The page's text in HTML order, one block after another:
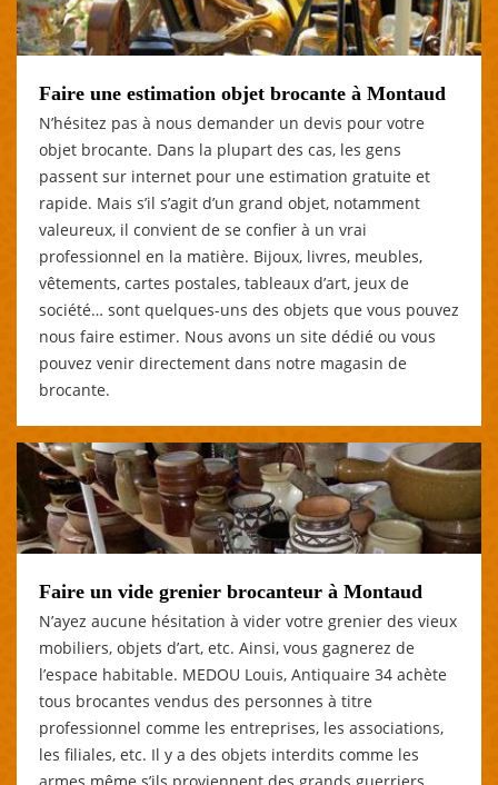
Faire une estimation objet brocante à Montaud
N’hésitez pas à nous demander un devis pour votre
objet brocante. Dans la plupart des cas, les gens
passent sur internet pour une estimation gratuite et
rapide. Mais s’il s’agit d’un grand objet, notamment
valeureux, il convient de se confier à un vrai
professionnel en la matière. Bijoux, livres, meubles,
vêtements, cartes postales, tableaux d’art, jeux de
société… sont quelques-uns des objets que vous pouvez
nous faire estimer. Nous avons un site dédié ou vous
pouvez venir directement dans notre magasin de
brocante.
Faire un vide grenier brocanteur à Montaud
N’ayez aucune hésitation à vider votre grenier des vieux
mobiliers, objets d’art, etc. Ainsi, vous gagnerez de
l’espace habitable. MEDOU Louis, Antiquaire 34 achète
tous brocantes vendus des personnes à titre
professionnel comme les entreprises, les associations,
les filiales, etc. Il y a des objets interdits comme les
armes même s’ils proviennent des grands guerriers,